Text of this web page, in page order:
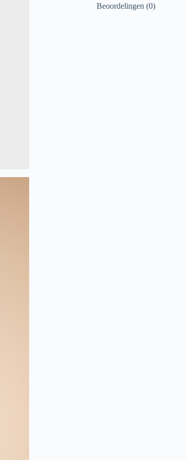
Beoordelingen (0)